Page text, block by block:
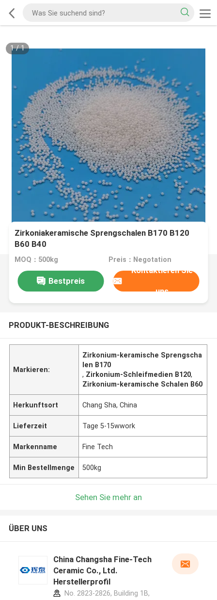
1/1
Zirkoniakeramische Sprengschalen B170 B120
B60 B40
MOQ：500kg Preis：Negotation
Bestpreis
Kontaktieren Sie
uns
PRODUKT-BESCHREIBUNG
Markieren:
Zirkonium-keramische Sprengscha
len B170
, Zirkonium-Schleifmedien B120,
Zirkonium-keramische Schalen B60
Herkunftsort Chang Sha, China
Lieferzeit Tage 5-15wwork
Markenname Fine Tech
Min Bestellmenge 500kg
Sehen Sie mehr an
ÜBER UNS
China Changsha Fine-Tech
Ceramic Co., Ltd.
Herstellerprofil
No. 2823-2826, Building 1B,